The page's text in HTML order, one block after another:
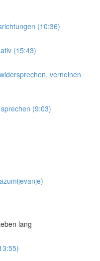
(10:36)
(15:43)
verneinen
(9:03)
lang